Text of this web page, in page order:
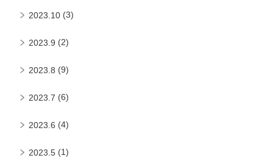
2023.10 (3)
2023.9 (2)
2023.8 (9)
2023.7 (6)
2023.6 (4)
2023.5 (1)